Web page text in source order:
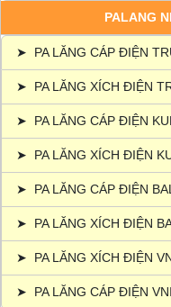
PALANG
➤ PA LĂNG CÁP ĐIỆN
➤ PA LĂNG XÍCH ĐIỆN
➤ PA LĂNG CÁP ĐIỆN
➤ PA LĂNG XÍCH ĐIỆN
➤ PA LĂNG CÁP ĐIỆN
➤ PA LĂNG XÍCH ĐIỆN
➤ PA LĂNG XÍCH ĐIỆN
➤ PA LĂNG CÁP ĐIỆN